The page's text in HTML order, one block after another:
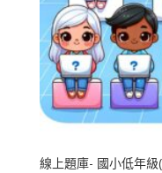
線上題庫- 國小低年